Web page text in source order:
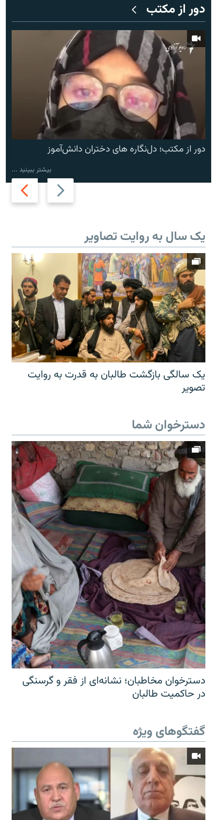
دور از مکتب
Previous
slide
Next
slide
دور از مکتب؛ دل‌نگاره های دختران دانش‌آموز
بیشتر ببینید ...
یک سال به روایت تصاویر
یک سالگی بازگشت طالبان به قدرت به روایت
تصویر
دسترخوان شما
دسترخوان مخاطبان؛ نشانه‌ای از فقر و گرسنگی
در حاکمیت طالبان
گفتگوهای ویژه